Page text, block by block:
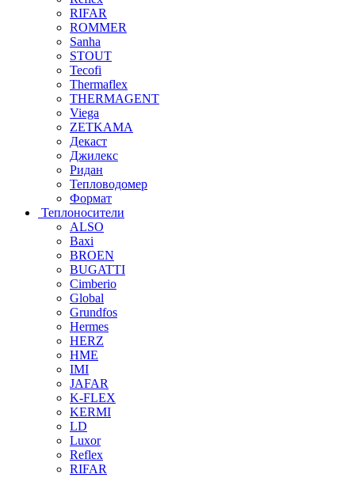
RIFAR
ROMMER
Sanha
STOUT
Tecofi
Thermaflex
THERMAGENT
Viega
ZETKAMA
Декаст
Джилекс
Ридан
Тепловодомер
Формат
Теплоносители
ALSO
Baxi
BROEN
BUGATTI
Cimberio
Global
Grundfos
Hermes
HERZ
HME
IMI
JAFAR
K-FLEX
KERMI
LD
Luxor
Reflex
RIFAR